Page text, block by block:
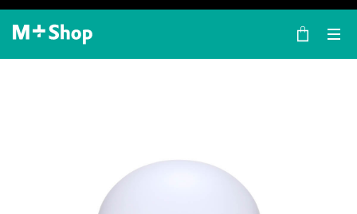
×
M+ Shop